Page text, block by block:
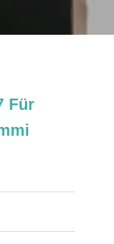
Für